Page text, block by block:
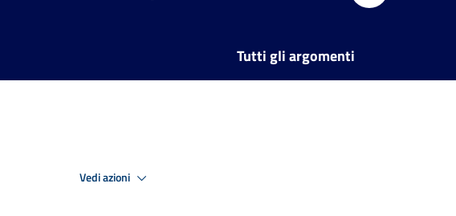
Tutti gli argomenti
Vedi azioni